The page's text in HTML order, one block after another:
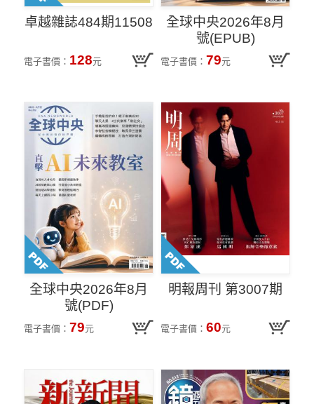
卓越雜誌484期11508
電子書價： 128元
全球中央2026年8月
號(EPUB)
電子書價： 79元
全球中央2026年8月
號(PDF)
電子書價： 79元
明報周刊 第3007期
電子書價： 60元